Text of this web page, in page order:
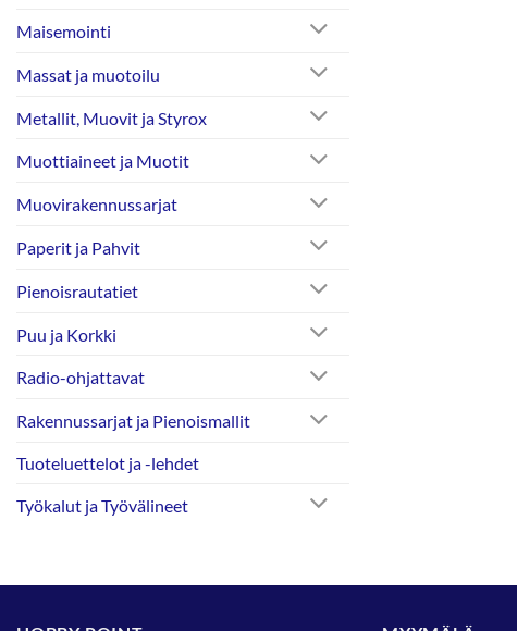
Maisemointi
Massat ja muotoilu
Metallit, Muovit ja Styrox
Muottiaineet ja Muotit
Muovirakennussarjat
Paperit ja Pahvit
Pienoisrautatiet
Puu ja Korkki
Radio-ohjattavat
Rakennussarjat ja Pienoismallit
Tuoteluettelot ja -lehdet
Työkalut ja Työvälineet